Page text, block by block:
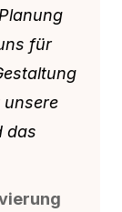
für
unsere
das